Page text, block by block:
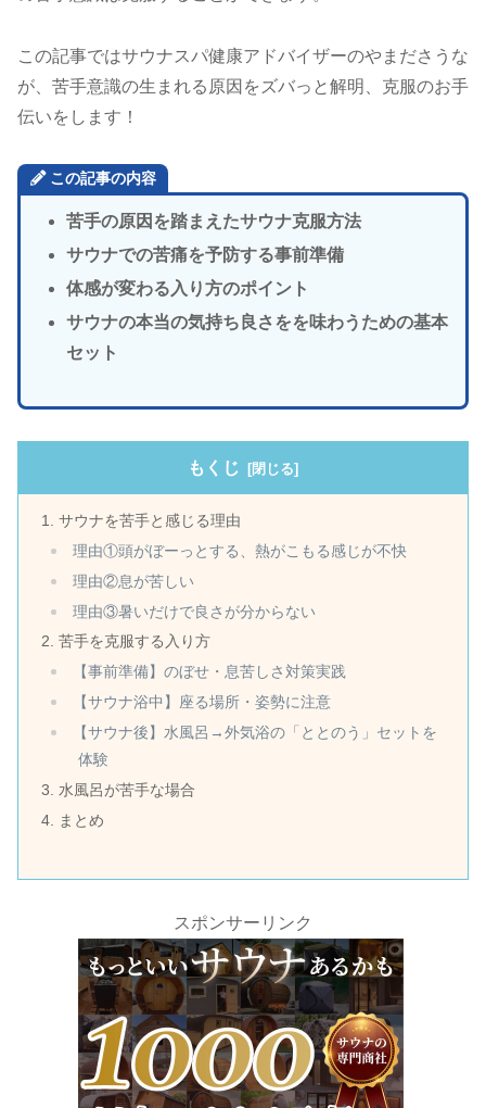
この記事ではサウナスパ健康アドバイザーのやまださうな
が、苦手意識の生まれる原因をズバっと解明、克服のお手
伝いをします！
この記事の内容
苦手の原因を踏まえたサウナ克服方法
サウナでの苦痛を予防する事前準備
体感が変わる入り方のポイント
サウナの本当の気持ち良さをを味わうための基本
セット
もくじ
サウナを苦手と感じる理由
理由①頭がぼーっとする、熱がこもる感じが不快
理由②息が苦しい
理由③暑いだけで良さが分からない
苦手を克服する入り方
【事前準備】のぼせ・息苦しさ対策実践
【サウナ浴中】座る場所・姿勢に注意
【サウナ後】水風呂→外気浴の「ととのう」セットを
体験
水風呂が苦手な場合
まとめ
スポンサーリンク